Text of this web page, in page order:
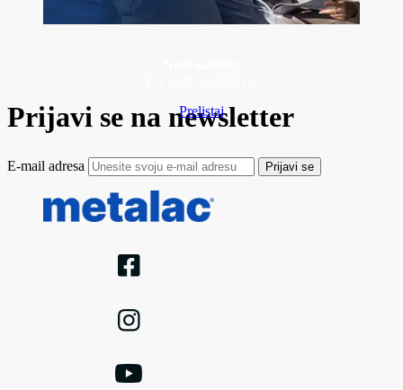
Prelistaj
Prijavi se na newsletter
E-mail adresa Prijavi se